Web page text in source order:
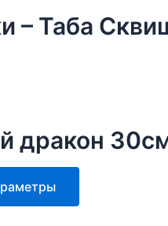
– Таба
дракон
товар